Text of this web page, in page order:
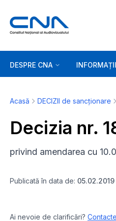
DESPRE CNA
Acasă DECIZII de sancționare
Decizia nr.
privind amendarea cu
Publicată în data de: 05.02.2019
Ai nevoie de clarificări?